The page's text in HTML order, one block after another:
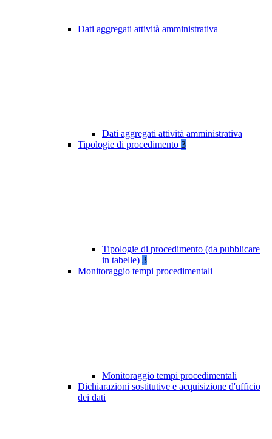
Dati aggregati attività amministrativa
Dati aggregati attività amministrativa
Tipologie di procedimento 3
Tipologie di procedimento (da pubblicare
in tabelle) 3
Monitoraggio tempi procedimentali
Monitoraggio tempi procedimentali
Dichiarazioni sostitutive e acquisizione d'ufficio
dei dati